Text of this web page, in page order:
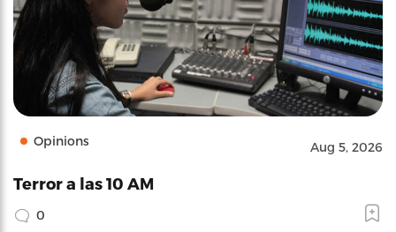
Opinions Aug 5, 2026
Terror a las 10 AM
0